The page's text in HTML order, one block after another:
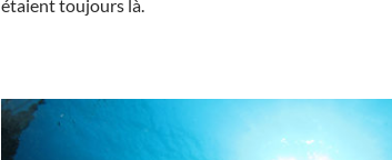
étaient toujours là.